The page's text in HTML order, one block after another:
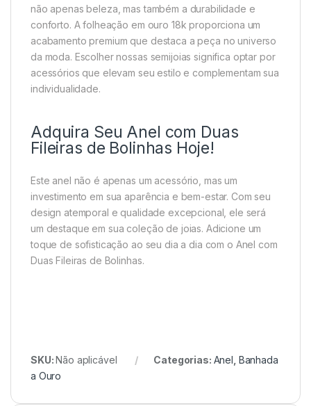
não apenas beleza, mas também a durabilidade e
conforto. A folheação em ouro 18k proporciona um
acabamento premium que destaca a peça no universo
da moda. Escolher nossas semijoias significa optar por
acessórios que elevam seu estilo e complementam sua
individualidade.
Adquira Seu Anel com Duas
Fileiras de Bolinhas Hoje!
Este anel não é apenas um acessório, mas um
investimento em sua aparência e bem-estar. Com seu
design atemporal e qualidade excepcional, ele será
um destaque em sua coleção de joias. Adicione um
toque de sofisticação ao seu dia a dia com o Anel com
Duas Fileiras de Bolinhas.
SKU:Não aplicável Categorias: Anel Banhada
a Ouro